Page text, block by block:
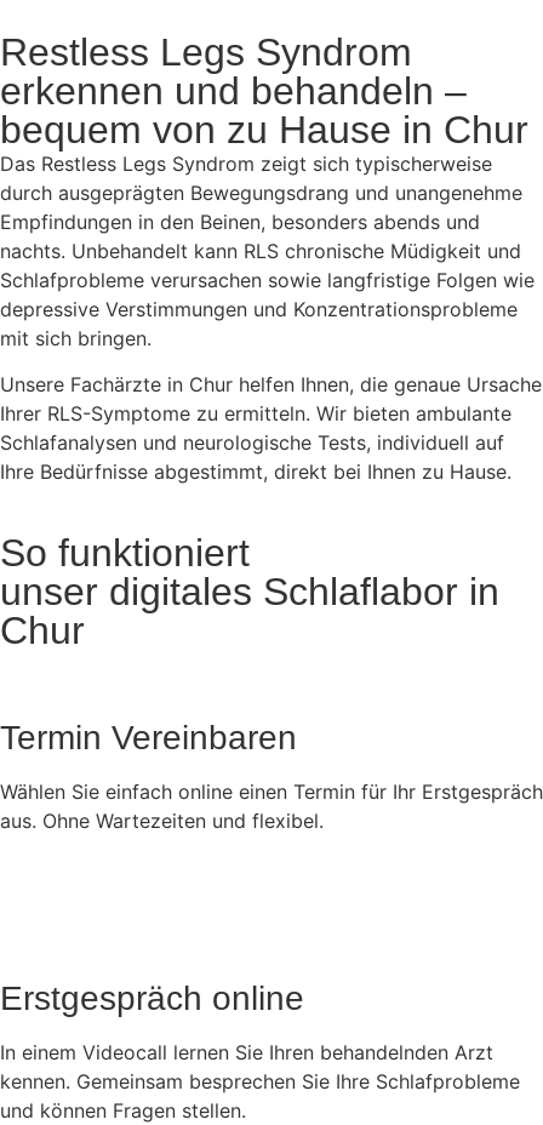
Restless Legs Syndrom
erkennen und behandeln –
bequem von zu Hause in Chur
Das Restless Legs Syndrom zeigt sich typischerweise
durch ausgeprägten Bewegungsdrang und unangenehme
Empfindungen in den Beinen, besonders abends und
nachts. Unbehandelt kann RLS chronische Müdigkeit und
Schlafprobleme verursachen sowie langfristige Folgen wie
depressive Verstimmungen und Konzentrationsprobleme
mit sich bringen.
Unsere Fachärzte in Chur helfen Ihnen, die genaue Ursache
Ihrer RLS-Symptome zu ermitteln. Wir bieten ambulante
Schlafanalysen und neurologische Tests, individuell auf
Ihre Bedürfnisse abgestimmt, direkt bei Ihnen zu Hause.
So funktioniert
unser digitales Schlaflabor in
Chur
Termin Vereinbaren
Wählen Sie einfach online einen Termin für Ihr Erstgespräch
aus. Ohne Wartezeiten und flexibel.
Erstgespräch online
In einem Videocall lernen Sie Ihren behandelnden Arzt
kennen. Gemeinsam besprechen Sie Ihre Schlafprobleme
und können Fragen stellen.